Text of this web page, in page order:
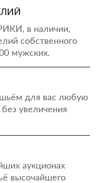
в наличии,
собственного
мужских.
для вас любую
увеличения
аукционах
высочайшего